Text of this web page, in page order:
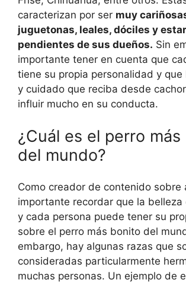
caracterizan por ser muy
juguetonas, leales, dóciles y
pendientes de sus dueños. Sin
importante tener en cuenta que
tiene su propia personalidad y que
y cuidado que reciba desde
influir mucho en su conducta.
¿Cuál es el perro
del mundo?
Como creador de contenido sobre
importante recordar que la belleza
y cada persona puede tener su
sobre el perro más bonito del
embargo, hay algunas razas que
consideradas particularmente
muchas personas. Un ejemplo de